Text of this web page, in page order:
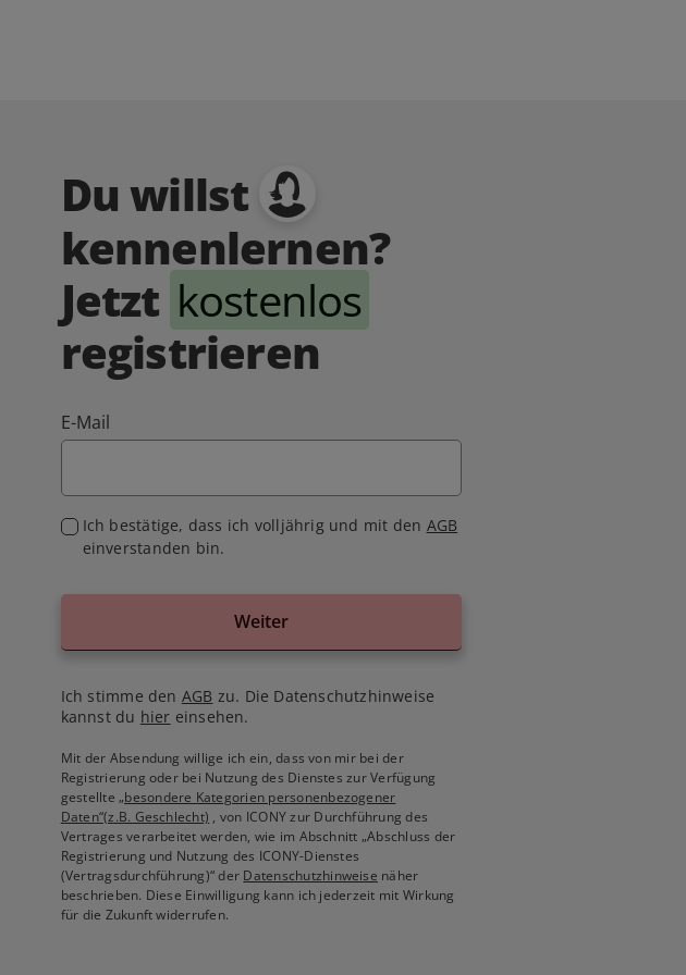
Du willst
kennenlernen?
Jetzt kostenlos
registrieren
E-Mail
Ich bestätige, dass ich volljährig und mit den AGB
einverstanden bin.
Weiter
Ich stimme den AGB zu. Die Datenschutzhinweise
kannst du hier einsehen.
Mit der Absendung willige ich ein, dass von mir bei der
Registrierung oder bei Nutzung des Dienstes zur Verfügung
gestellte„besondere Kategorien personenbezogener
Daten“(z.B. Geschlecht) , von ICONY zur Durchführung des
Vertrages verarbeitet werden, wie im Abschnitt „Abschluss der
Registrierung und Nutzung des ICONY-Dienstes
(Vertragsdurchführung)“ der Datenschutzhinweise näher
beschrieben. Diese Einwilligung kann ich jederzeit mit Wirkung
für die Zukunft widerrufen.